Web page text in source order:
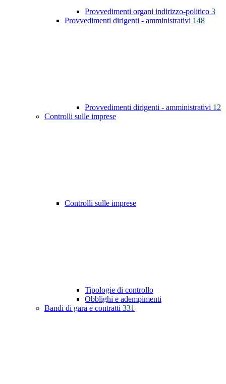
Provvedimenti organi indirizzo-politico 3
Provvedimenti dirigenti - amministrativi 148
Provvedimenti dirigenti - amministrativi 12
Controlli sulle imprese
Controlli sulle imprese
Tipologie di controllo
Obblighi e adempimenti
Bandi di gara e contratti 331